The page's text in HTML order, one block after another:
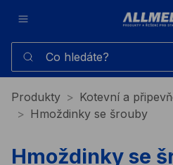
Co hledáte?
Produkty
Kotevní a
Hmoždinky se šrouby
Hmoždinky se